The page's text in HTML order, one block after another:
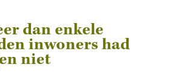
dan enkele
inwoners had
niet